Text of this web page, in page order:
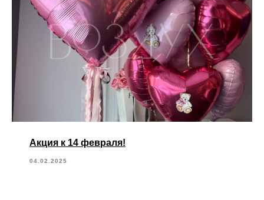
Акция к 14 февраля!
04.02.2025